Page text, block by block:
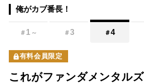
俺がカブ番長！
＃ 1 ～ ＃3 ＃4
有料会員限定
これがファンダメンタル